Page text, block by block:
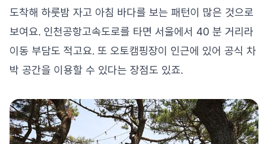
도착해 하룻밤 자고 아침 바다를 보는 패턴이 많은 것으로
보여요. 인천공항고속도로를 타면 서울에서 40 분 거리라
이동 부담도 적고요. 또 오토캠핑장이 인근에 있어 공식 차
박 공간을 이용할 수 있다는 장점도 있죠.